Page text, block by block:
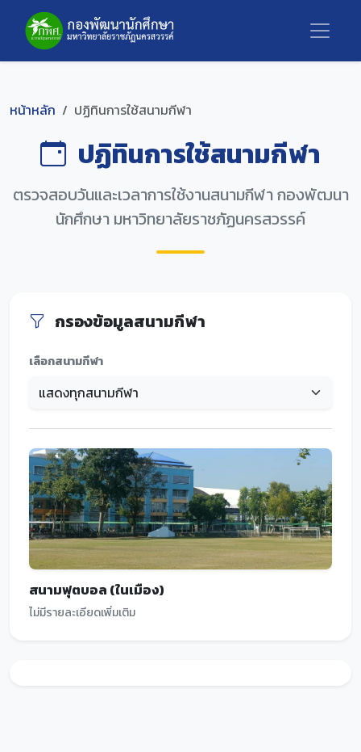
หน้าหลัก ปฏิทินการใช้สนามกีฬา
ปฏิทินการใช้สนามกีฬา
ตรวจสอบวันและเวลาการใช้งานสนามกีฬา กองพัฒนา
นักศึกษา มหาวิทยาลัยราชภัฏนครสวรรค์
กรองข้อมูลสนามกีฬา
เลือกสนามกีฬา
สนามฟุตบอล (ในเมือง)
ไม่มีรายละเอียดเพิ่มเติม